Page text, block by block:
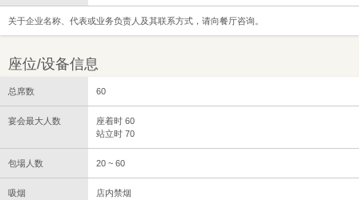
关于企业名称、代表或业务负责人及其联系方式，请向餐厅咨询。
座位/设备信息
总席数 60
宴会最大人数
座着时 60
站立时 70
包場人数 20 ~ 60
吸烟 店内禁烟